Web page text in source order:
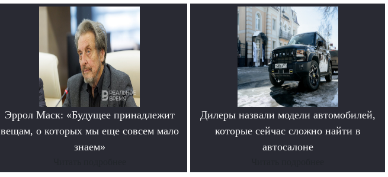
Эррол Маск: «Будущее принадлежит
вещам, о которых мы еще совсем мало
знаем»
Дилеры назвали модели автомобилей,
которые сейчас сложно найти в
автосалоне